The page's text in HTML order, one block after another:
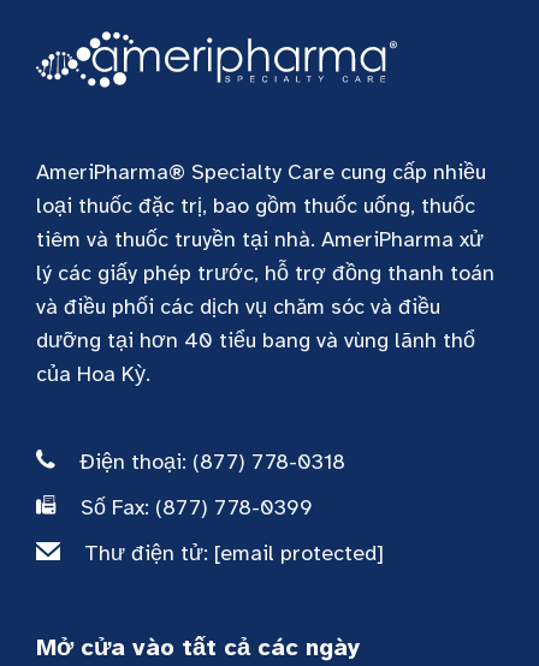
AmeriPharma® Specialty Care cung cấp nhiều
loại thuốc đặc trị, bao gồm thuốc uống, thuốc
tiêm và thuốc truyền tại nhà. AmeriPharma xử
lý các giấy phép trước, hỗ trợ đồng thanh toán
và điều phối các dịch vụ chăm sóc và điều
dưỡng tại hơn 40 tiểu bang và vùng lãnh thổ
của Hoa Kỳ.
Điện thoại: (877) 778-0318
Số Fax: (877) 778-0399
Thư điện tử: [email protected]
Mở cửa vào tất cả các ngày